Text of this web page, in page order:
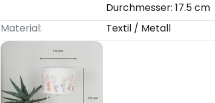
Durchmesser: 17.5 cm
Material:
Textil / Metall